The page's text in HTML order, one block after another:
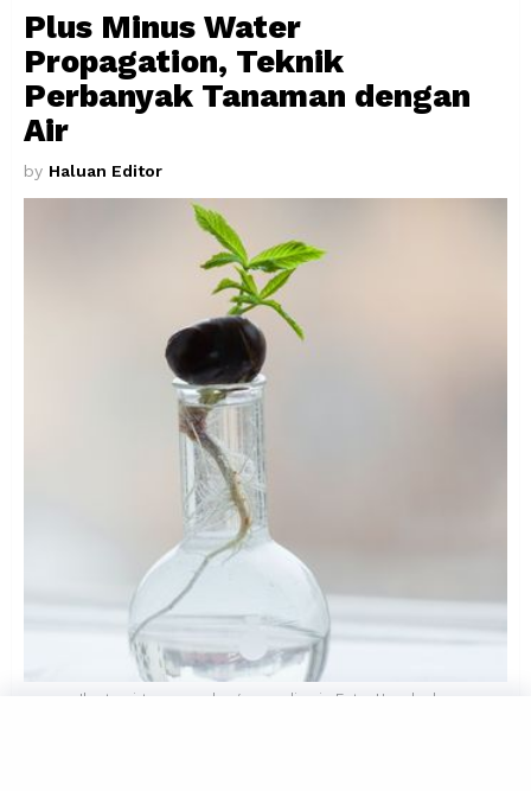
Plus Minus Water
Propagation, Teknik
Perbanyak Tanaman dengan
Air
by Haluan Editor
Ilustrasi tanaman dengan media air. Foto: Unsplash